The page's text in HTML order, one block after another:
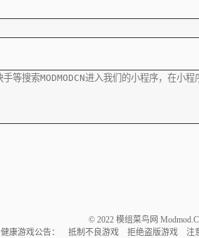
© 2022 模组菜鸟网
健康游戏公告： 抵制不良游戏 拒绝盗版游戏